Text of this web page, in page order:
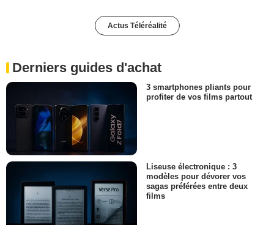
Actus Téléréalité
Derniers guides d'achat
3 smartphones pliants pour
profiter de vos films partout
Liseuse électronique : 3
modèles pour dévorer vos
sagas préférées entre deux
films